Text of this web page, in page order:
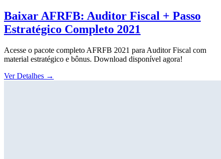
Baixar AFRFB: Auditor Fiscal + Passo
Estratégico Completo 2021
Acesse o pacote completo AFRFB 2021 para Auditor Fiscal com
material estratégico e bônus. Download disponível agora!
Ver Detalhes →